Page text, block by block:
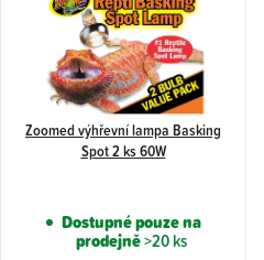
Zoomed výhřevní lampa Basking
Spot 2 ks 60W
Dostupné pouze na
prodejně>20 ks